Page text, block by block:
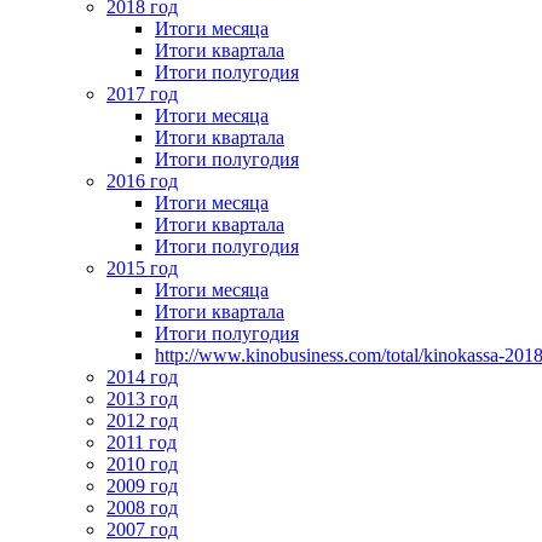
2018 год
Итоги месяца
Итоги квартала
Итоги полугодия
2017 год
Итоги месяца
Итоги квартала
Итоги полугодия
2016 год
Итоги месяца
Итоги квартала
Итоги полугодия
2015 год
Итоги месяца
Итоги квартала
Итоги полугодия
http://www.kinobusiness.com/total/kinokassa-
2014 год
2013 год
2012 год
2011 год
2010 год
2009 год
2008 год
2007 год